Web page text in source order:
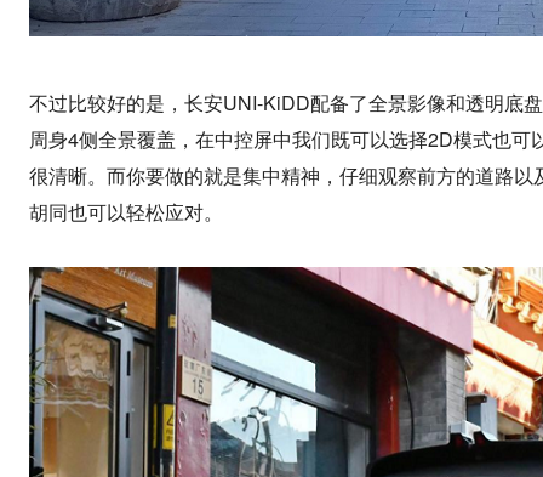
不过比较好的是，长安UNI-KiDD配备了全景影像和透明底
周身4侧全景覆盖，在中控屏中我们既可以选择2D模式也
很清晰。而你要做的就是集中精神，仔细观察前方的道路
胡同也可以轻松应对。